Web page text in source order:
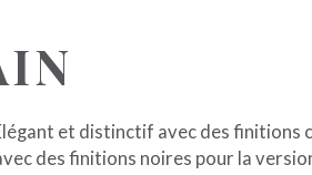
et distinctif avec des finitions
des finitions noires pour la version